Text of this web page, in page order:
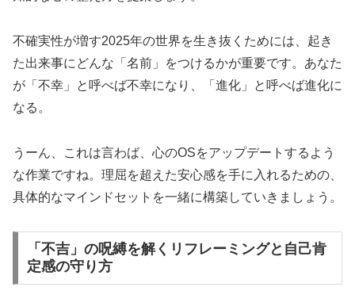
不確実性が増す2025年の世界を生き抜くためには、起き
た出来事にどんな「名前」をつけるかが重要です。あなた
が「不幸」と呼べば不幸になり、「進化」と呼べば進化に
なる。
うーん、これは言わば、心のOSをアップデートするよう
な作業ですね。理屈を超えた安心感を手に入れるための、
具体的なマインドセットを一緒に構築していきましょう。
「不吉」の呪縛を解くリフレーミングと自己肯
定感の守り方